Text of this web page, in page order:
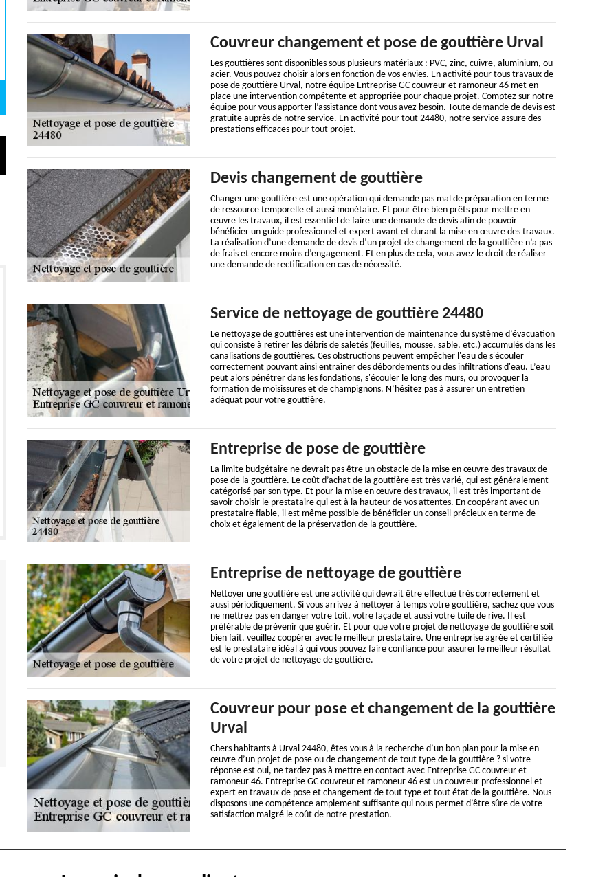
Couvreur changement et pose de gouttière Urval
Les gouttières sont disponibles sous plusieurs matériaux : PVC, zinc, cuivre, aluminium, ou
acier. Vous pouvez choisir alors en fonction de vos envies. En activité pour tous travaux de
pose de gouttière Urval, notre équipe Entreprise GC couvreur et ramoneur 46 met en
place une intervention compétente et appropriée pour chaque projet. Comptez sur notre
équipe pour vous apporter l’assistance dont vous avez besoin. Toute demande de devis est
gratuite auprès de notre service. En activité pour tout 24480, notre service assure des
prestations efficaces pour tout projet.
Devis changement de gouttière
Changer une gouttière est une opération qui demande pas mal de préparation en terme
de ressource temporelle et aussi monétaire. Et pour être bien prêts pour mettre en
œuvre les travaux, il est essentiel de faire une demande de devis afin de pouvoir
bénéficier un guide professionnel et expert avant et durant la mise en œuvre des travaux.
La réalisation d’une demande de devis d’un projet de changement de la gouttière n’a pas
de frais et encore moins d’engagement. Et en plus de cela, vous avez le droit de réaliser
une demande de rectification en cas de nécessité.
Service de nettoyage de gouttière 24480
Le nettoyage de gouttières est une intervention de maintenance du système d’évacuation
qui consiste à retirer les débris de saletés (feuilles, mousse, sable, etc.) accumulés dans les
canalisations de gouttières. Ces obstructions peuvent empêcher l'eau de s'écouler
correctement pouvant ainsi entraîner des débordements ou des infiltrations d'eau. L’eau
peut alors pénétrer dans les fondations, s'écouler le long des murs, ou provoquer la
formation de moisissures et de champignons. N’hésitez pas à assurer un entretien
adéquat pour votre gouttière.
Entreprise de pose de gouttière
La limite budgétaire ne devrait pas être un obstacle de la mise en œuvre des travaux de
pose de la gouttière. Le coût d’achat de la gouttière est très varié, qui est généralement
catégorisé par son type. Et pour la mise en œuvre des travaux, il est très important de
savoir choisir le prestataire qui est à la hauteur de vos attentes. En coopérant avec un
prestataire fiable, il est même possible de bénéficier un conseil précieux en terme de
choix et également de la préservation de la gouttière.
Entreprise de nettoyage de gouttière
Nettoyer une gouttière est une activité qui devrait être effectué très correctement et
aussi périodiquement. Si vous arrivez à nettoyer à temps votre gouttière, sachez que vous
ne mettrez pas en danger votre toit, votre façade et aussi votre tuile de rive. Il est
préférable de prévenir que guérir. Et pour que votre projet de nettoyage de gouttière soit
bien fait, veuillez coopérer avec le meilleur prestataire. Une entreprise agrée et certifiée
est le prestataire idéal à qui vous pouvez faire confiance pour assurer le meilleur résultat
de votre projet de nettoyage de gouttière.
Couvreur pour pose et changement de la gouttière
Urval
Chers habitants à Urval 24480, êtes-vous à la recherche d’un bon plan pour la mise en
œuvre d’un projet de pose ou de changement de tout type de la gouttière ? si votre
réponse est oui, ne tardez pas à mettre en contact avec Entreprise GC couvreur et
ramoneur 46. Entreprise GC couvreur et ramoneur 46 est un couvreur professionnel et
expert en travaux de pose et changement de tout type et tout état de la gouttière. Nous
disposons une compétence amplement suffisante qui nous permet d’être sûre de votre
satisfaction malgré le coût de notre prestation.